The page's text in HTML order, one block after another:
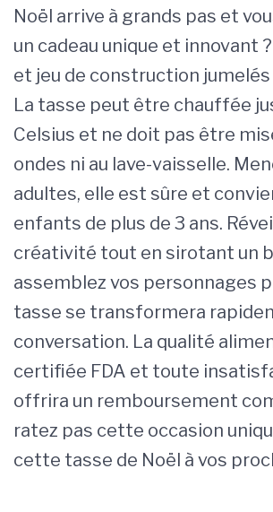
Noël arrive à grands pas et
un cadeau unique et innovant
et jeu de construction
La tasse peut être chauffée
Celsius et ne doit pas être
ondes ni au lave-vaisselle.
adultes, elle est sûre et
enfants de plus de 3 ans.
créativité tout en sirotant un
assemblez vos personnages
tasse se transformera
conversation. La qualité
certifiée FDA et toute
offrira un remboursement
ratez pas cette occasion
cette tasse de Noël à vos